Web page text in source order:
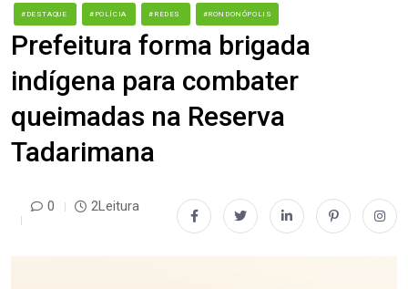
#DESTAQUE #POLÍCIA #REDES #RONDONÓPOLIS
Prefeitura forma brigada
indígena para combater
queimadas na Reserva
Tadarimana
0 2Leitura